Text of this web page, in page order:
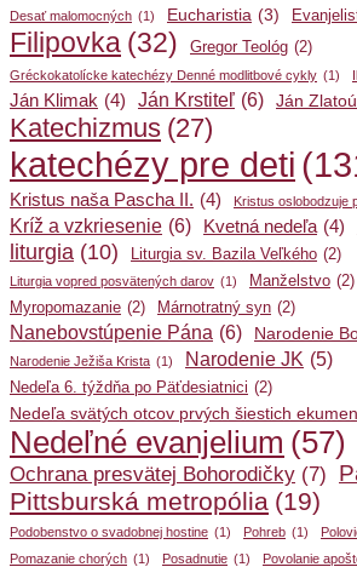
Desať malomocných (1) Eucharistia (3)
Filipovka (32) Gregor Teológ (2)
Gréckokatolícke katechézy Denné modlitbové cykly (1)
Ján Klimak (4) Ján Krstiteľ (6) Ján
Katechizmus (27)
katechézy pre deti
Kristus naša Pascha II. (4) Kristus oslobodzuje
Kríž a vzkriesenie (6) Kvetná nedeľa (4)
liturgia (10) Liturgia sv. Bazila Veľkého (2)
Liturgia vopred posvätených darov (1) Manželstvo (2)
Myropomazanie (2) Márnotratný syn (2)
Nanebovstúpenie Pána (6) Narodenie
Narodenie Ježiša Krista (1) Narodenie JK (5)
Nedeľa 6. týždňa po Päťdesiatnici (2)
Nedeľa svätých otcov prvých šiestich
Nedeľné evanjelium (57)
Ochrana presvätej Bohorodičky (7)
Pittsburská metropólia (19)
Podobenstvo o svadobnej hostine (1) Pohreb (1)
Pomazanie chorých (1) Posadnutie (1) Povolanie